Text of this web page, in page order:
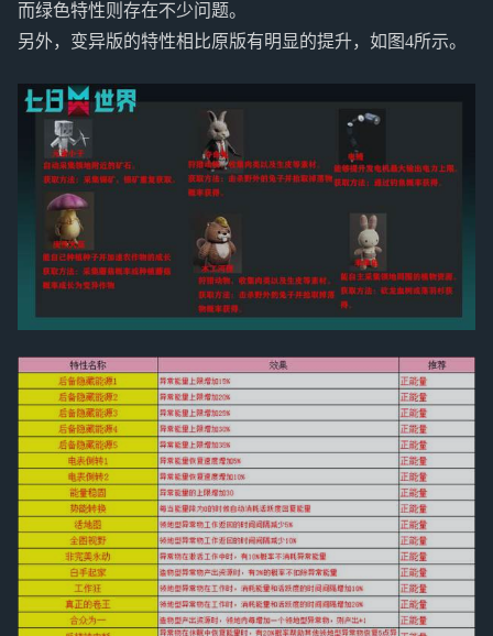
而绿色特性则存在不少问题。
另外，变异版的特性相比原版有明显的提升，如图4所示。